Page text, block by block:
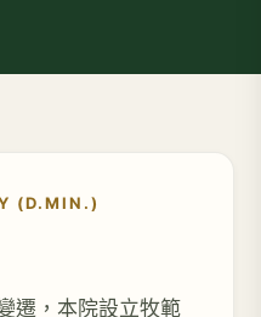
(D.MIN.)
遷，本院設立牧範